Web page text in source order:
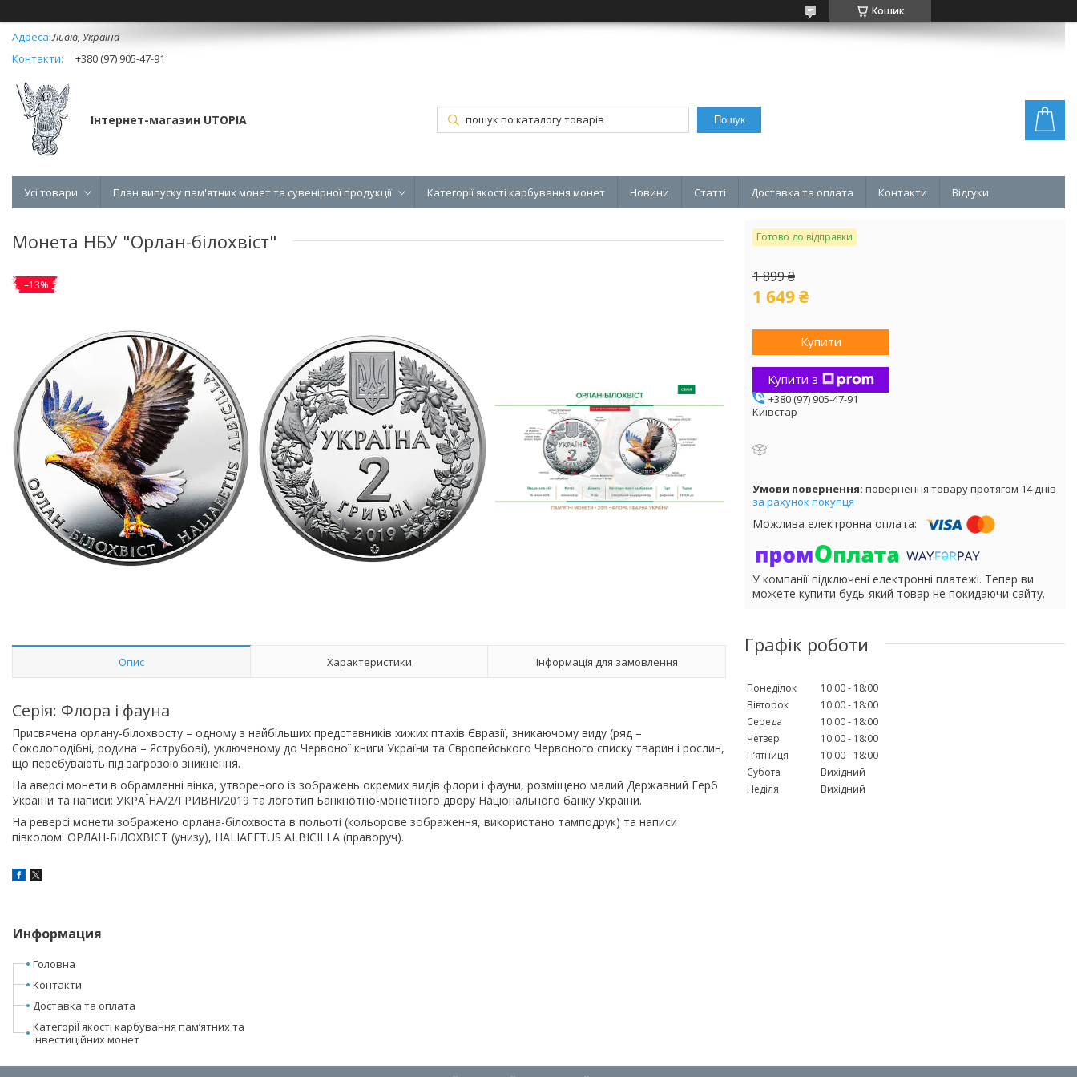
Кошик
Львів, Україна
+380 (97) 905-47-91
Інтернет-магазин UTOPIA Пошук
Усі товари План випуску пам'ятних монет та сувенірної продукції Категорії якості карбування монет Новини Статті Доставка та оплата Контакти Відгуки
Монета НБУ "Орлан-білохвіст"
–13%
Опис Характеристики Інформація для замовлення
Серія: Флора і фауна
Присвячена орлану-білохвосту – одному з найбільших представників хижих птахів Євразії, зникаючому виду (ряд –
Соколоподібні, родина – Яструбові), уключеному до Червоної книги України та Європейського Червоного списку тварин і рослин,
що перебувають під загрозою зникнення.
На аверсі монети в обрамленні вінка, утвореного із зображень окремих видів флори і фауни, розміщено малий Державний Герб
України та написи: УКРАЇНА/2/ГРИВНІ/2019 та логотип Банкнотно-монетного двору Національного банку України.
На реверсі монети зображено орлана-білохвоста в польоті (кольорове зображення, використано тамподрук) та написи
півколом: ОРЛАН-БІЛОХВІСТ (унизу), HALIAEETUS ALBICILLA (праворуч).
Готово до відправки
1 899 ₴
1 649 ₴
Купити
Купити з
+380 (97) 905-47-91
Київстар
повернення товару протягом 14 днів
за рахунок покупця
У компанії підключені електронні платежі. Тепер ви
можете купити будь-який товар не покидаючи сайту.
Графік роботи
Понеділок 10:00
18:00
Вівторок
10:00
18:00
Середа
10:00
18:00
Четвер
10:00
18:00
Пʼятниця
10:00
18:00
Субота
Вихідний
Неділя
Вихідний
Информация
Головна
Контакти
Доставка та оплата
КатегоріЇ якості карбування пам’ятних та
інвестиційних монет